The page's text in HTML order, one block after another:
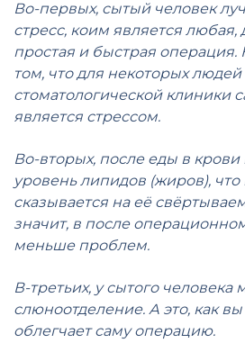
Во-первых, сытый человек
стресс, коим является любая,
простая и быстрая операция.
том, что для некоторых
стоматологической клиники
является стрессом.
Во-вторых, после еды в крови
уровень липидов (жиров),
сказывается на её
значит, в после
меньше проблем.
В-третьих, у сытого человека
слюноотделение. А это, как
облегчает саму операцию.